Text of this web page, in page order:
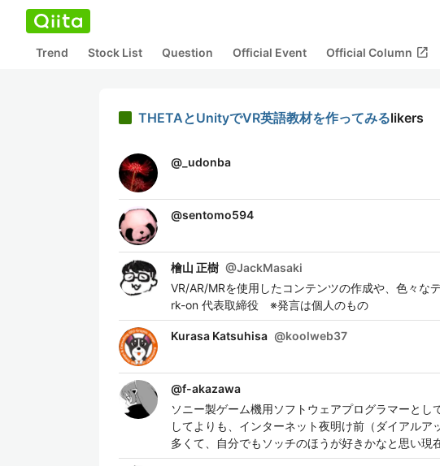
Trend Stock List Question Official Event Official Column open_in_new
THETAとUnityでVR英語教材を作ってみるlikers
@ _udonba
@sentomo594
檜山 正樹 @JackMasaki
VR/AR/MRを使用したコンテンツの作成や、色々な
rk-on 代表取締役 ※発言は個人のもの
Kurasa Katsuhisa @koolweb37
@f-akazawa
ソニー製ゲーム機用ソフトウェアプログラマーと
してよりも、インターネット夜明け前（ダイアル
多くて、自分でもソッチのほうが好きかなと思い現